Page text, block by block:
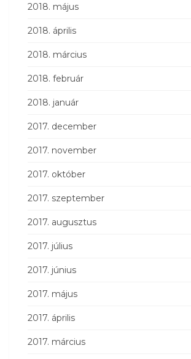
2018. május
2018. április
2018. március
2018. február
2018. január
2017. december
2017. november
2017. október
2017. szeptember
2017. augusztus
2017. július
2017. június
2017. május
2017. április
2017. március